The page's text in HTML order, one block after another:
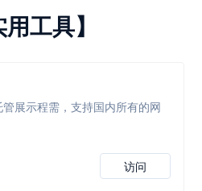
工具】
展示程需，支持国内所有的网
访问